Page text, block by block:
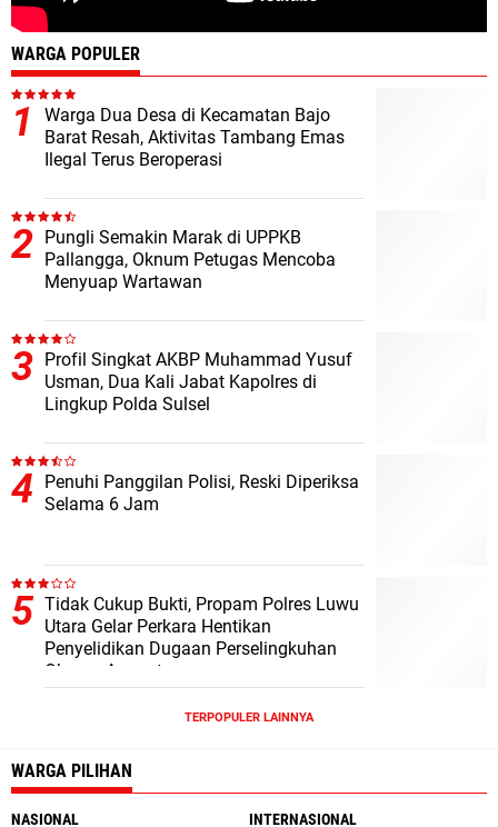
WARGA POPULER
Warga Dua Desa di Kecamatan Bajo
Barat Resah, Aktivitas Tambang Emas
Ilegal Terus Beroperasi
Pungli Semakin Marak di UPPKB
Pallangga, Oknum Petugas Mencoba
Menyuap Wartawan
Profil Singkat AKBP Muhammad Yusuf
Usman, Dua Kali Jabat Kapolres di
Lingkup Polda Sulsel
Penuhi Panggilan Polisi, Reski Diperiksa
Selama 6 Jam
Tidak Cukup Bukti, Propam Polres Luwu
Utara Gelar Perkara Hentikan
Penyelidikan Dugaan Perselingkuhan
Oknum Anggota
TERPOPULER LAINNYA
WARGA PILIHAN
NASIONAL INTERNASIONAL